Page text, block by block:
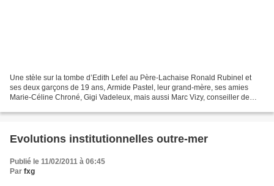
Une stèle sur la tombe d’Edith Lefel au Père-Lachaise Ronald Rubinel et
ses deux garçons de 19 ans, Armide Pastel, leur grand-mère, ses amies
Marie-Céline Chroné, Gigi Vadeleux, mais aussi Marc Vizy, conseiller de
Evolutions institutionnelles outre-mer
Publié le 11/02/2011 à 06:45
Par fxg